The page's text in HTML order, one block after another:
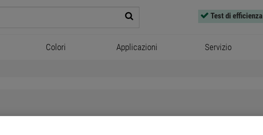
Test di efficienza
Colori Applicazioni Servizio